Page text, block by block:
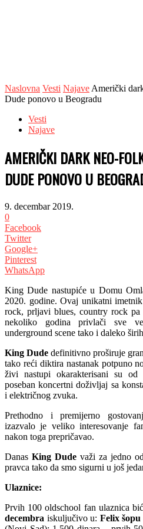
Naslovna Vesti Najave Američki
Dude ponovo u Beogradu
Vesti
Najave
AMERIČKI DARK NEO-
DUDE PONOVO U
9. decembar 2019.
0
Facebook
Twitter
Google+
Pinterest
WhatsApp
King Dude nastupiće u Domu
2020. godine. Ovaj unikatni
rock, prljavi blues, country rock
nekoliko godina privlači sve
underground scene tako i daleko
King Dude definitivno proširuje
tako reći diktira nastanak potpuno
živi nastupi okarakterisani su
poseban koncertni doživljaj sa
i električnog zvuka.
Prethodno i premijerno
izazvalo je veliko interesovanje
nakon toga prepričavao.
Danas King Dude važi za jedno
pravca tako da smo sigurni u još
Ulaznice:
Prvih 100 oldschool fan ulaznica
decembra iskuljučivo u: Felix šopu